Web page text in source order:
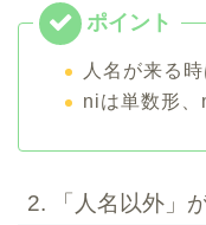
人名が来る
niは単数形
2. 「人名以外」